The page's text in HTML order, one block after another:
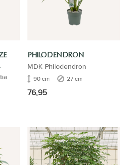
PHILODENDRON
MDK Philodendron
90 cm 27 cm
76,95